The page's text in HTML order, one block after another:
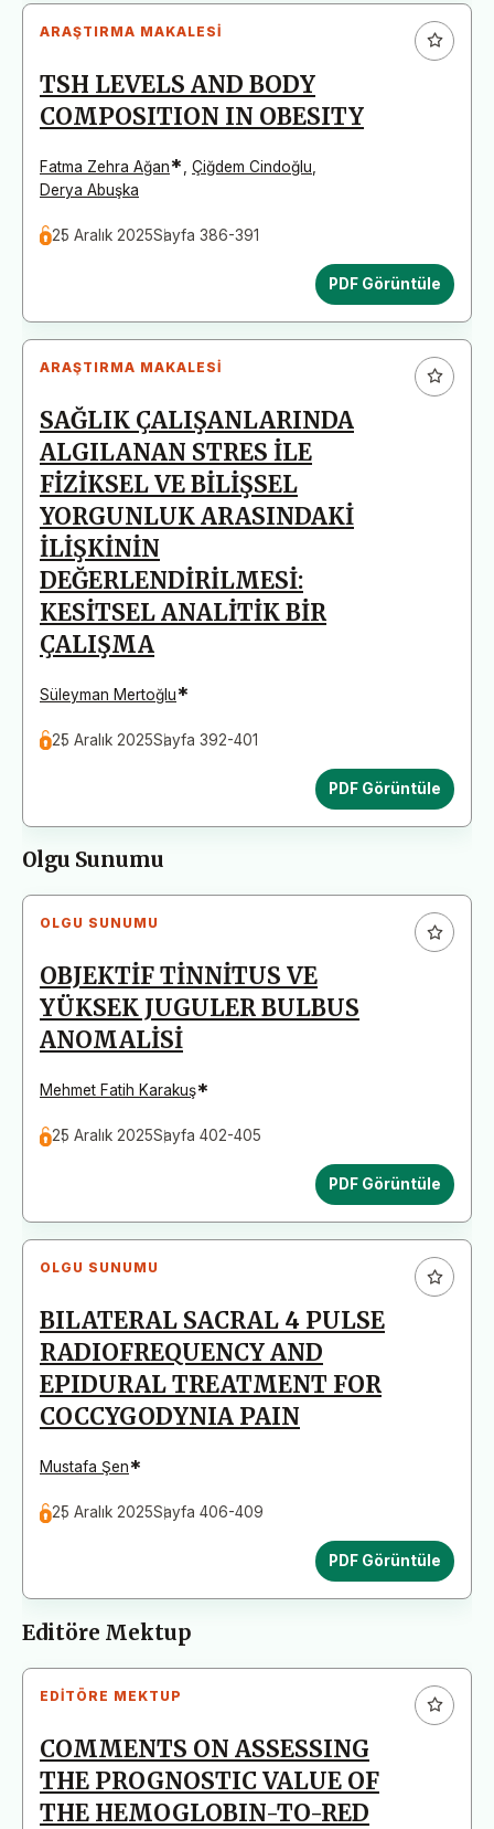
ARAŞTIRMA MAKALESI
TSH LEVELS AND BODY
COMPOSITION IN OBESITY
Fatma Zehra Ağan* Çiğdem Cindoğlu
Derya Abuşka
25 Aralık 2025Sayfa 386-391
PDF Görüntüle
ARAŞTIRMA MAKALESI
SAĞLIK ÇALIŞANLARINDA
ALGILANAN STRES İLE
FİZİKSEL VE BİLİŞSEL
YORGUNLUK ARASINDAKİ
İLİŞKİNİN
DEĞERLENDİRİLMESİ:
KESİTSEL ANALİTİK BİR
ÇALIŞMA
Süleyman Mertoğlu*
25 Aralık 2025Sayfa 392-401
PDF Görüntüle
Olgu Sunumu
OLGU SUNUMU
OBJEKTİF TİNNİTUS VE
YÜKSEK JUGULER BULBUS
ANOMALİSİ
Mehmet Fatih Karakuş*
25 Aralık 2025Sayfa 402-405
PDF Görüntüle
OLGU SUNUMU
BILATERAL SACRAL 4 PULSE
RADIOFREQUENCY AND
EPIDURAL TREATMENT FOR
COCCYGODYNIA PAIN
Mustafa Şen*
25 Aralık 2025Sayfa 406-409
PDF Görüntüle
Editöre Mektup
EDITÖRE MEKTUP
COMMENTS ON ASSESSING
THE PROGNOSTIC VALUE OF
THE HEMOGLOBIN-TO-RED